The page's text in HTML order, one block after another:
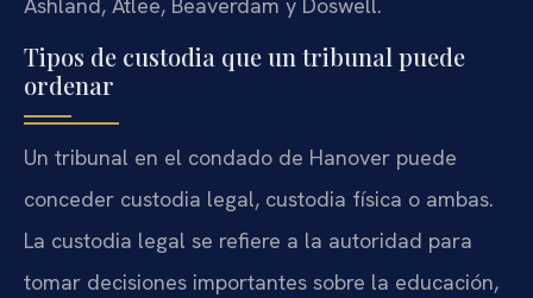
Tipos de custodia que un tribunal puede
ordenar
Un tribunal en el condado de Hanover puede
conceder custodia legal, custodia física o ambas.
La custodia legal se refiere a la autoridad para
tomar decisiones importantes sobre la educación,